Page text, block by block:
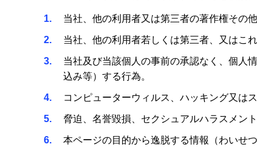
1 当社、他の利用者又は第三者の著作権その
2 当社、他の利用者若しくは第三者、又はこ
3
当社及び当該個人の事前の承認なく、個人
込み等）する行為。
4 コンピューターウィルス、ハッキング又は
5 脅迫、名誉毀損、セクシュアルハラスメン
6 本ページの目的から逸脱する情報（わいせ